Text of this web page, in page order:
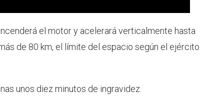
el motor y acelerará verticalmente hasta
de 80 km, el límite del espacio según el ejército
unos diez minutos de ingravidez.